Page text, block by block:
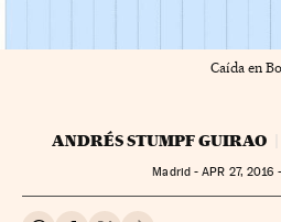
Caída en
ANDRÉS STUMPF GUIRAO
Madrid -APR 27, 2016